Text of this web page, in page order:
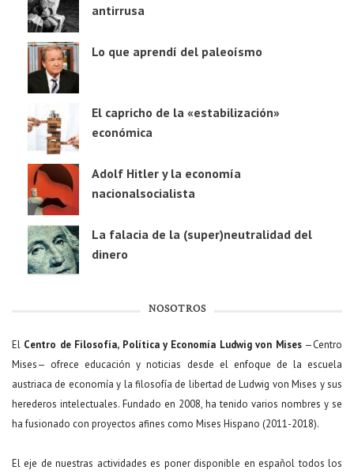
antirrusa
Lo que aprendí del paleoísmo
El capricho de la «estabilización»
económica
Adolf Hitler y la economía
nacionalsocialista
La falacia de la (super)neutralidad del
dinero
NOSOTROS
El Centro de Filosofía, Política y Economía Ludwig von Mises—Centro
Mises— ofrece educación y noticias desde el enfoque de la escuela
austriaca de economía y la filosofía de libertad de Ludwig von Mises y sus
herederos intelectuales. Fundado en 2008, ha tenido varios nombres y se
ha fusionado con proyectos afines como Mises Hispano (2011-2018).
El eje de nuestras actividades es poner disponible en español todos los